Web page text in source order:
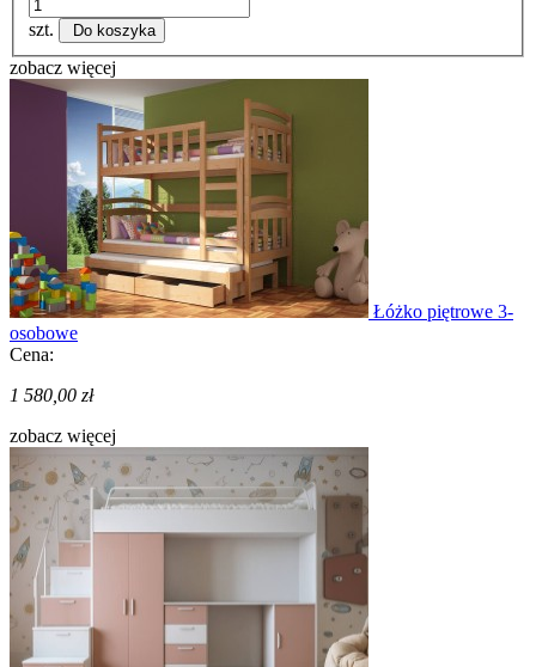
szt. Do koszyka
zobacz więcej
Łóżko piętrowe 3-
osobowe
Cena:
1 580,00 zł
zobacz więcej